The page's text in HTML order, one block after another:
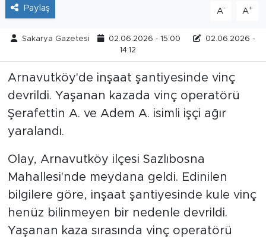
Paylaş A- A+
Sakarya Gazetesi 02.06.2026 - 15:00
02.06.2026 -
14:12
Arnavutköy'de inşaat şantiyesinde vinç
devrildi. Yaşanan kazada vinç operatörü
Şerafettin A. ve Adem A. isimli işçi ağır
yaralandı.
Olay, Arnavutköy ilçesi Sazlıbosna
Mahallesi'nde meydana geldi. Edinilen
bilgilere göre, inşaat şantiyesinde kule vinç
henüz bilinmeyen bir nedenle devrildi.
Yaşanan kaza sırasında vinç operatörü
Teknoloji